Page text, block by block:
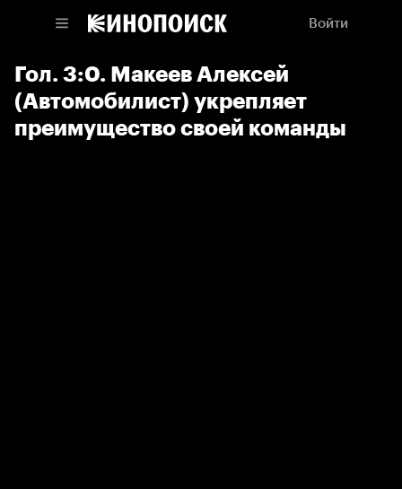
Войти
Гол. 3:0. Макеев Алексей
(Автомобилист) укрепляет
преимущество своей команды